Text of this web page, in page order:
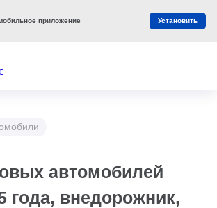
автомобилей
года, внедорожник,
приложение Установить